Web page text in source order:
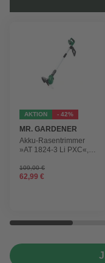
AKTION - 42%
MR. GARDENER
Akku-Rasentrimmer
»AT 1824-3 Li PXC«,
109,00 €
62,99 €